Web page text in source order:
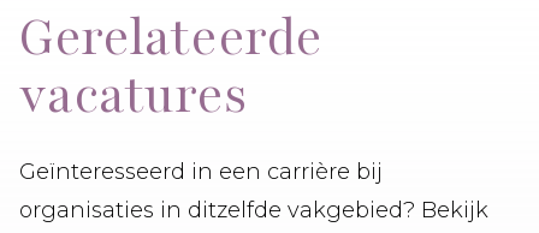
Gerelateerde
vacatures
Geïnteresseerd in een carrière bij
organisaties in ditzelfde vakgebied? Bekijk